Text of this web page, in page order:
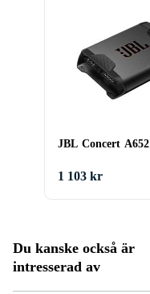
JBL Concert A652
1 103 kr
Du kanske också är
intresserad av